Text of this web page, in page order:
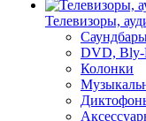
Телевизоры,
DVD, Bly-
Колонки